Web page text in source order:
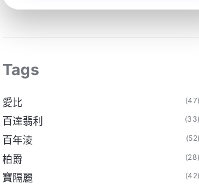
Tags
愛比
百達翡利
百年淩
柏爵
寶隔麗